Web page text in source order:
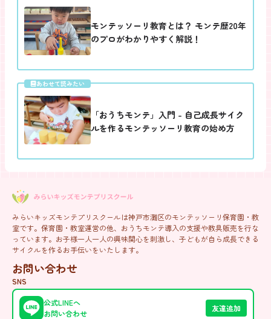
モンテッソーリ教育とは？ モンテ歴20年
のプロがわかりやすく解説！
あわせて読みたい
「おうちモンテ」入門 - 自己成長サイク
ルを作るモンテッソーリ教育の始め方
みらいキッズモンテプリスクールは神戸市灘区のモンテッソーリ保育園・教
室です。保育園・教室運営の他、おうちモンテ導入の支援や教具販売を行な
っています。お子様一人一人の興味関心を刺激し、子どもが自ら成長できる
サイクルを作るお手伝いをいたします。
お問い合わせ
SNS
公式LINEへ
お問い合わせ
友達追加